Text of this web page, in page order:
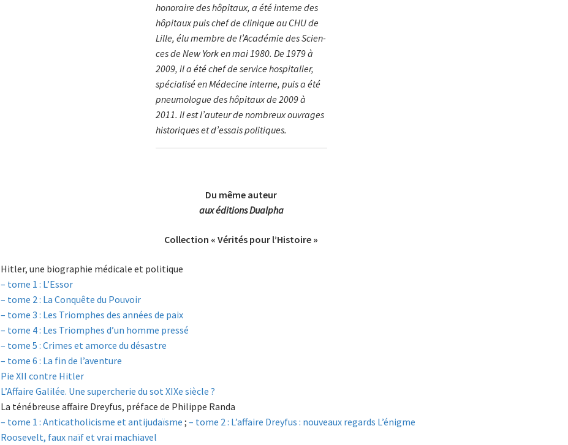
honoraire des hôpi­taux, a été in­ter­ne des
hôpitaux puis chef de clinique au CHU de
Lille, élu mem­bre de l’Académie des Scien­
ces de New York en mai 1980. De 1979 à
2009, il a été chef de service hospitalier,
spécialisé en Méde­cine interne, puis a été
pneumologue des hôpitaux de 2009 à
2011. Il est l’auteur de nombreux ouvrages
historiques et d’essais politiques.
Du même auteur
aux éditions Dualpha
Collection « Vérités pour l’Histoire »
Hitler, une biographie médicale et politique
– tome 1 : L’Essor
– tome 2 : La Conquête du Pouvoir
– tome 3 : Les Triomphes des années de paix
– tome 4 : Les Triomphes d’un homme pressé
– tome 5 : Crimes et amorce du désastre
– tome 6 : La fin de l’aventure
Pie XII contre Hitler
L’Affaire Galilée. Une supercherie du sot XIXe siècle ?
La ténébreuse affaire Dreyfus, préface de Philippe Randa
– tome 1 : Anticatholicisme et antijudaïsme ; – tome 2 : L’affaire Dreyfus : nouveaux regards L’énigme
Roosevelt, faux naïf et vrai machiavel